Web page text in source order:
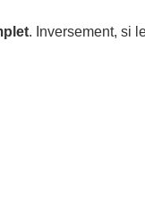
. Inversement, si